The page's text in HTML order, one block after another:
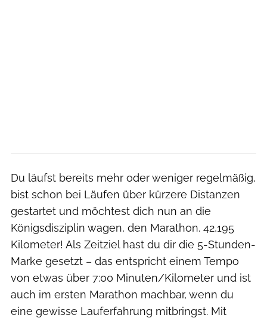
Du läufst bereits mehr oder weniger regelmäßig,
bist schon bei Läufen über kürzere Distanzen
gestartet und möchtest dich nun an die
Königsdisziplin wagen, den Marathon. 42,195
Kilometer! Als Zeitziel hast du dir die 5-Stunden-
Marke gesetzt – das entspricht einem Tempo
von etwas über 7:00 Minuten/Kilometer und ist
auch im ersten Marathon machbar, wenn du
eine gewisse Lauferfahrung mitbringst. Mit